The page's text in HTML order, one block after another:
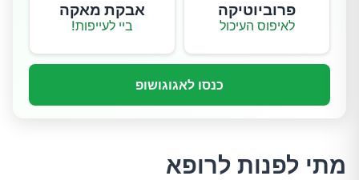
פרוביוטיקה
לאיפוס העיכול
אבקת מאקה
ביי לעייפות!
כנסו לאגוגושופ
מתי לפנות לרופא